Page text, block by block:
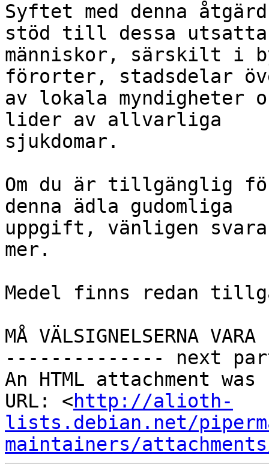
Syftet med denna
stöd till dessa
människor, särskilt i
förorter, stadsdelar
av lokala myndigheter
lider av allvarliga
sjukdomar.
Om du är tillgänglig
denna ädla gudomliga
uppgift, vänligen
mer.
Medel finns redan
MÅ VÄLSIGNELSERNA VARA
-------------- next
An HTML attachment
URL: <http://alioth-
lists.debian.net/
maintainers/